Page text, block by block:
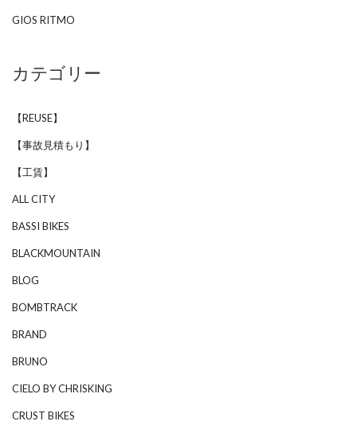
GIOS RITMO
カテゴリー
【REUSE】
【事故見積もり】
【工賃】
ALL CITY
BASSI BIKES
BLACKMOUNTAIN
BLOG
BOMBTRACK
BRAND
BRUNO
CIELO BY CHRISKING
CRUST BIKES